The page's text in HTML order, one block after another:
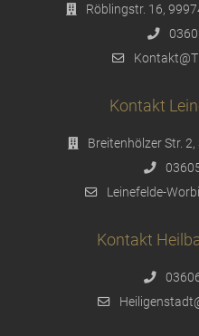
Röblingstr. 16,
Kontakt
Breitenhölzer Str.
Leinefelde-
Kontakt